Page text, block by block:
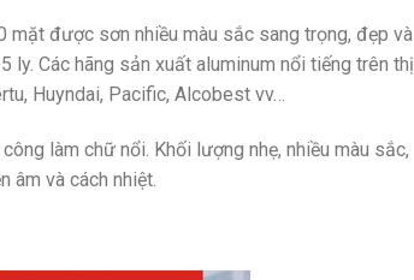
mặt được sơn nhiều màu sắc sang trọng, đẹp và
Các hãng sản xuất aluminum nổi tiếng trên thị
Huyndai, Pacific, Alcobest vv…
làm chữ nổi. Khối lượng nhẹ, nhiều màu sắc,
âm và cách nhiệt.